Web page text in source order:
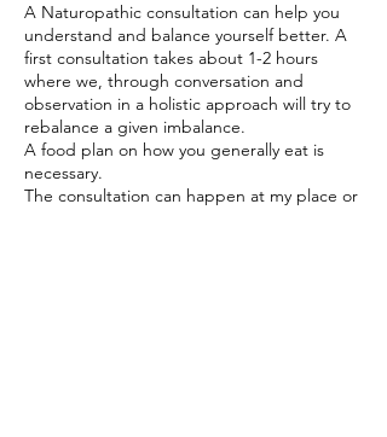
A Naturopathic consultation can help you
understand and balance yourself better. A
first consultation takes about 1-2 hours
where we, through conversation and
observation in a holistic approach will try to
rebalance a given imbalance.
A food plan on how you generally eat is
necessary.
The consultation can happen at my place or